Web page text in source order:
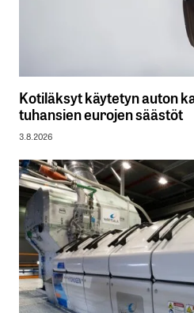
Kotiläksyt käytetyn auton
tuhansien eurojen säästöt
3.8.2026